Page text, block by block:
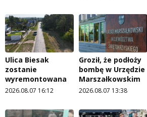
Ulica Biesak
zostanie
wyremontowana
2026.08.07 16:12
Groził, że podłoży
bombę w Urzędzie
Marszałkowskim
2026.08.07 13:38